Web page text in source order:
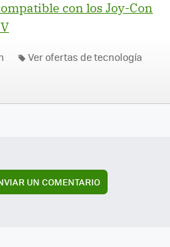
con los Joy-Con
Ver ofertas de tecnología
UN COMENTARIO